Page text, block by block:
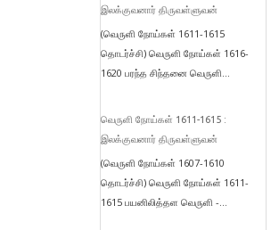
இலக்குவனார் திருவள்ளுவன்
(வெருளி நோய்கள் 1611-1615
தொடர்ச்சி) வெருளி நோய்கள் 1616-
1620 பரந்த சிந்தனை வெருளி...
வெருளி நோய்கள் 1611-1615 :
இலக்குவனார் திருவள்ளுவன்
(வெருளி நோய்கள் 1607-1610
தொடர்ச்சி) வெருளி நோய்கள் 1611-
1615 பயனிலித்தள வெருளி -...